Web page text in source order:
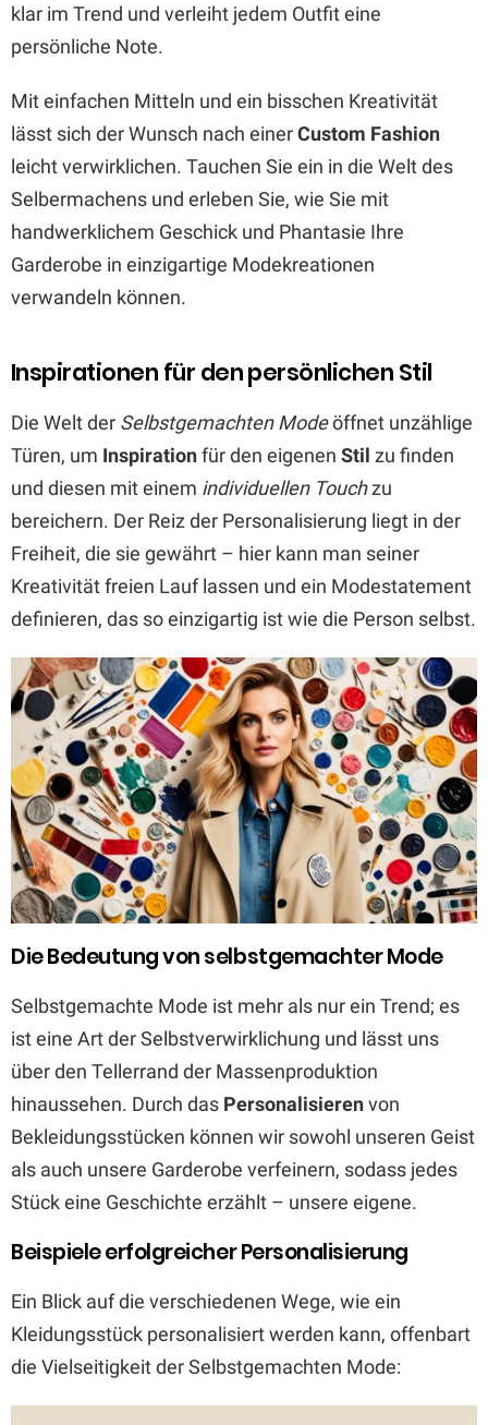
klar im Trend und verleiht jedem Outfit eine
persönliche Note.
Mit einfachen Mitteln und ein bisschen Kreativität
lässt sich der Wunsch nach einerCustom Fashion
leicht verwirklichen. Tauchen Sie ein in die Welt des
Selbermachens und erleben Sie, wie Sie mit
handwerklichem Geschick und Phantasie Ihre
Garderobe in einzigartige Modekreationen
verwandeln können.
Inspirationen für den persönlichen Stil
Die Welt der Selbstgemachten Modeöffnet unzählige
Türen, um Inspirationfür den eigenen Stil zu finden
und diesen mit einem individuellen Touchzu
bereichern. Der Reiz der Personalisierung liegt in der
Freiheit, die sie gewährt – hier kann man seiner
Kreativität freien Lauf lassen und ein Modestatement
definieren, das so einzigartig ist wie die Person selbst.
Die Bedeutung von selbstgemachter Mode
Selbstgemachte Mode ist mehr als nur ein Trend; es
ist eine Art der Selbstverwirklichung und lässt uns
über den Tellerrand der Massenproduktion
hinaussehen. Durch das Personalisierenvon
Bekleidungsstücken können wir sowohl unseren Geist
als auch unsere Garderobe verfeinern, sodass jedes
Stück eine Geschichte erzählt – unsere eigene.
Beispiele erfolgreicher Personalisierung
Ein Blick auf die verschiedenen Wege, wie ein
Kleidungsstück personalisiert werden kann, offenbart
die Vielseitigkeit der Selbstgemachten Mode: